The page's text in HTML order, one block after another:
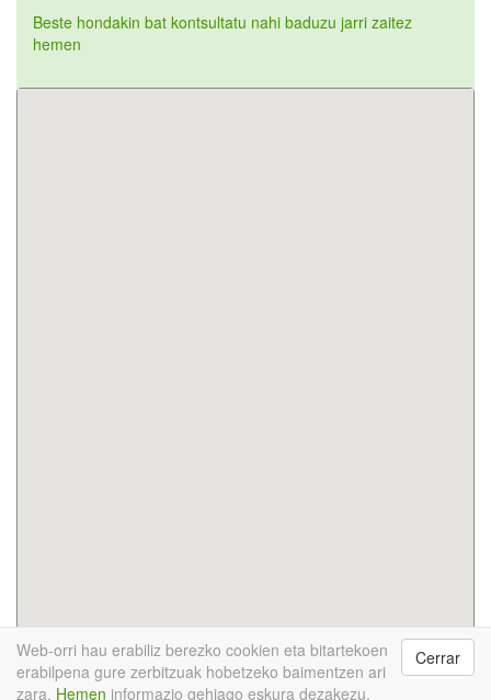
Beste hondakin bat kontsultatu nahi baduzu jarri zaitez
hemen
Cerrar
Web-orri hau erabiliz berezko cookien eta bitartekoen
erabilpena gure zerbitzuak hobetzeko baimentzen ari
zara. Hemen informazio gehiago eskura dezakezu.
InfoRecikla © 2017 Hondakina bilatu
Puntu berde
mugikorraren egutegia
App deskarga ezazu
Berriak